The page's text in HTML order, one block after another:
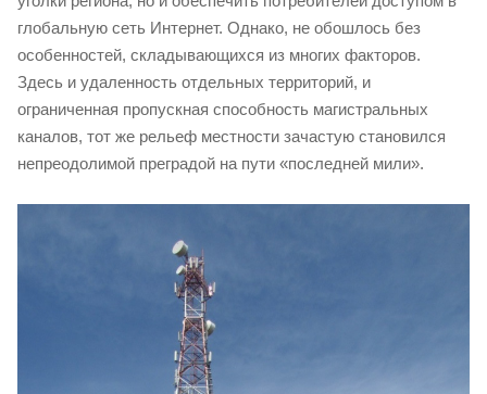
глобальную сеть Интернет. Однако, не обошлось без
особенностей, складывающихся из многих факторов.
Здесь и удаленность отдельных территорий, и
ограниченная пропускная способность магистральных
каналов, тот же рельеф местности зачастую становился
непреодолимой преградой на пути «последней мили».